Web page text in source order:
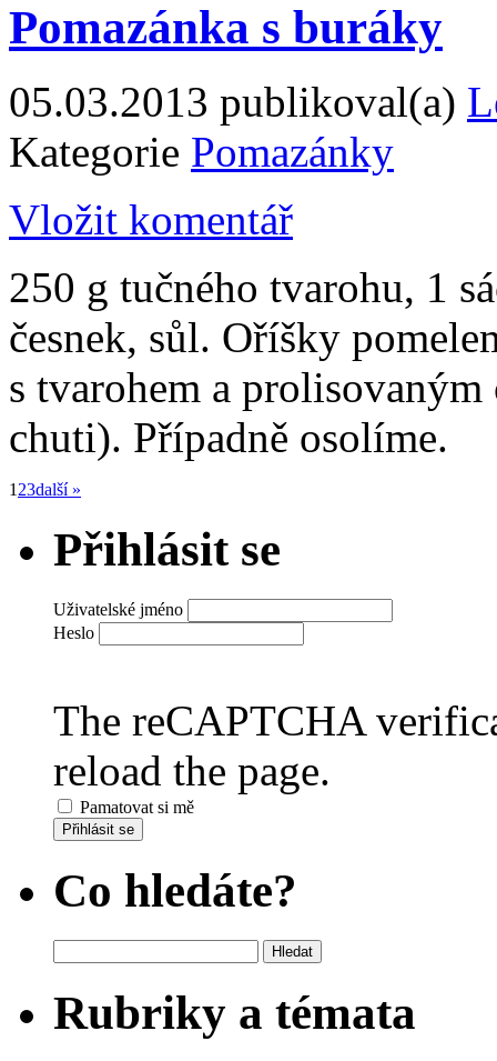
Pomazánka s buráky
05.03.2013 publikoval(a)
Kategorie Pomazánky
Vložit komentář
250 g tučného tvarohu, 1
česnek, sůl. Oříšky
s tvarohem a
chuti). Případně osolíme.
1 23další »
Přihlásit se
Uživatelské jméno
Heslo
The reCAPTCHA
reload the page.
Pamatovat si mě
Přihlásit se
Co hledáte?
Rubriky a témata